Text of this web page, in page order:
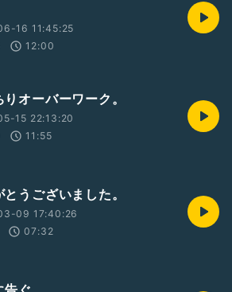
16 11:45:25
12:00
りオーバーワーク。
15 22:13:20
11:55
とうございました。
09 17:40:26
07:32